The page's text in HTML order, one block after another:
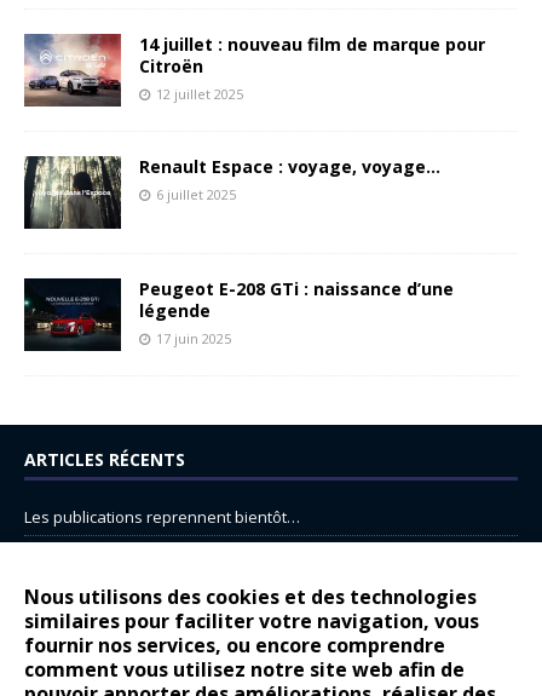
Nous utilisons des cookies et des technologies
similaires pour faciliter votre navigation, vous
fournir nos services, ou encore comprendre
comment vous utilisez notre site web afin de
14 juillet : nouveau film de marque pour
Citroën
12 juillet 2025
Renault Espace : voyage, voyage…
6 juillet 2025
Peugeot E-208 GTi : naissance d’une
légende
17 juin 2025
ARTICLES RÉCENTS
Les publications reprennent bientôt…
14 juillet : nouveau film de marque pour Citroën
Renault Espace : voyage, voyage…
Peugeot E-208 GTi : naissance d’une légende